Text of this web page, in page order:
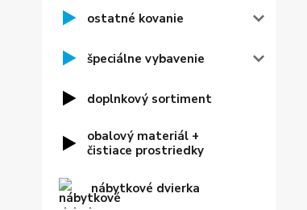
ostatné kovanie
špeciálne vybavenie
doplnkový sortiment
obalový materiál +
čistiace prostriedky
nábytkové dvierka